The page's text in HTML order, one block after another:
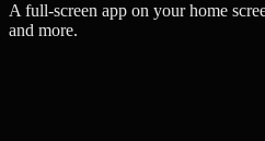
A full-screen app on your home
and more.